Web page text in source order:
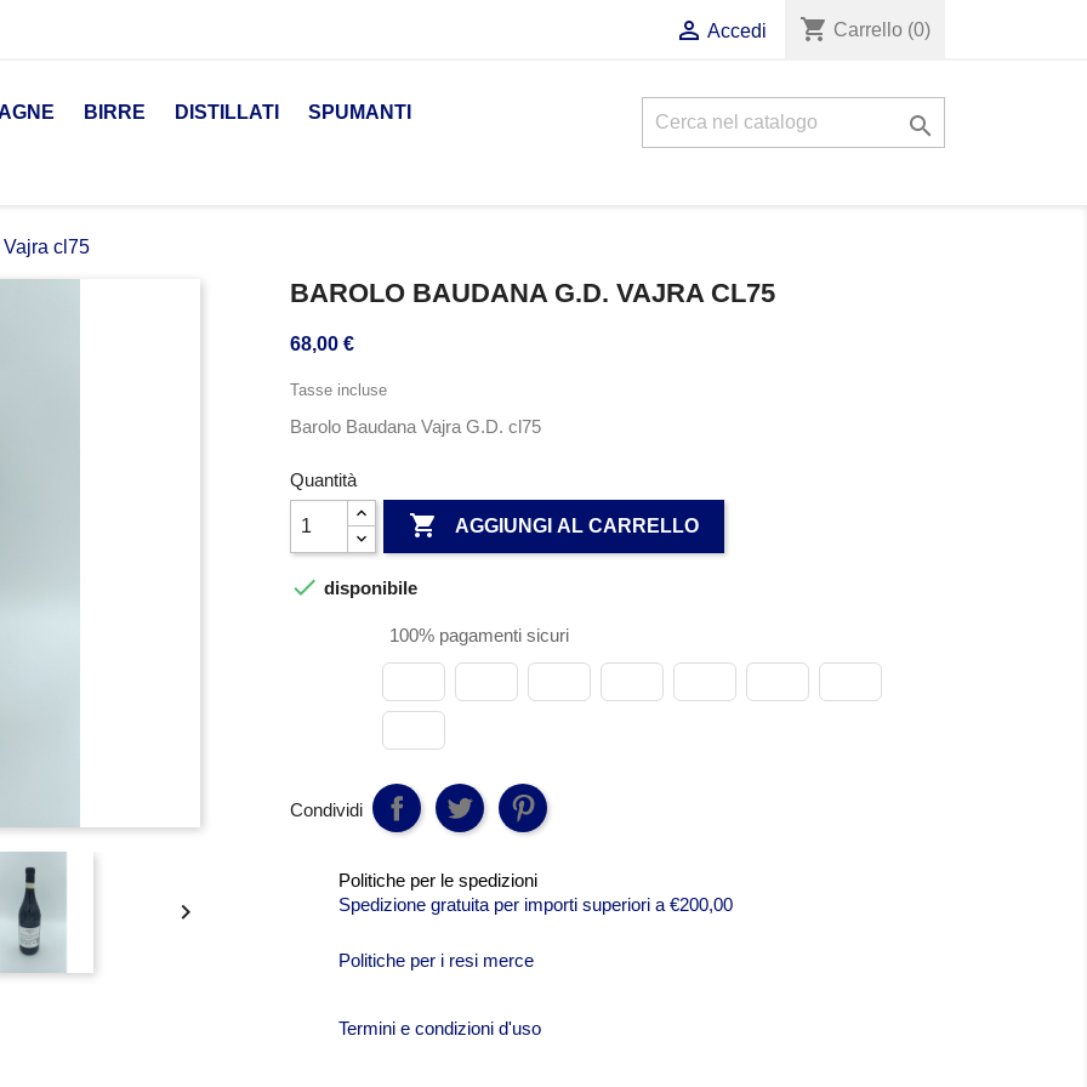
 Accedi shopping_cart Carrello (0)
BIRRE DISTILLATI SPUMANTI 
cl75

BAROLO BAUDANA G.D. VAJRA CL75
68,00 €
Tasse incluse
Barolo Baudana Vajra G.D. cl75
Quantità
 AGGIUNGI AL CARRELLO
 disponibile
100% pagamenti sicuri
Condividi
Politiche per le spedizioni
Spedizione gratuita per importi superiori a €200,00
Politiche per i resi merce
Termini e condizioni d'uso